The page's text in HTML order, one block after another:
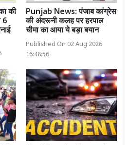
की
6
Punjab News: पंजाब कांग्रेस
की अंदरूनी कलह पर हरपाल
चीमा का आया ये बड़ा बयान
Published On 02 Aug 2026
16:48:56